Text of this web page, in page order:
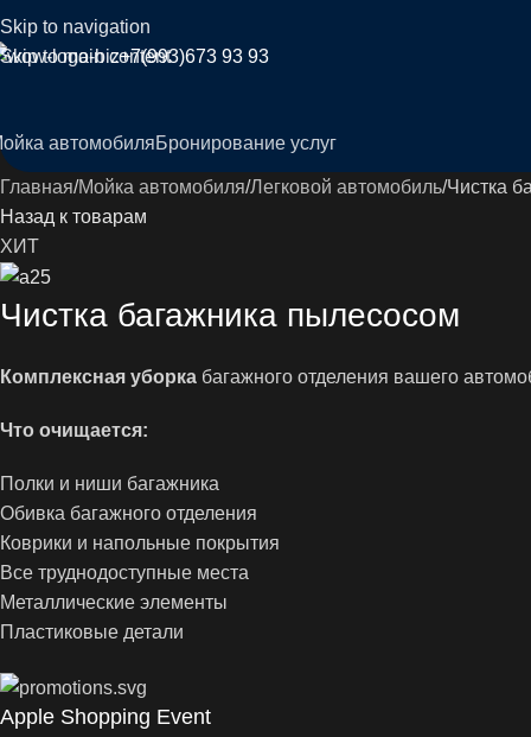
Skip to navigation
Skip to main content+7(993)673 93 93
автомобиляБронирование услуг
Главная Мойка автомобиля Легковой автомобиль Чистка
Назад к товарам
ХИТ
Чистка багажника пылесосом
Комплексная уборка багажного отделения вашего
Что очищается:
Полки и ниши багажника
Обивка багажного отделения
Коврики и напольные покрытия
Все труднодоступные места
Металлические элементы
Пластиковые детали
Apple Shopping Event